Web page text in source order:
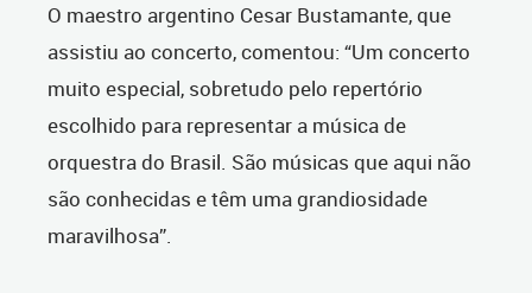
O maestro argentino Cesar Bustamante, que
assistiu ao concerto, comentou: “Um concerto
muito especial, sobretudo pelo repertório
escolhido para representar a música de
orquestra do Brasil. São músicas que aqui não
são conhecidas e têm uma grandiosidade
maravilhosa”.